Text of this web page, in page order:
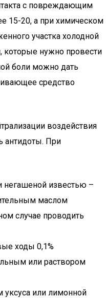
с повреждающим
15-20, а при химическом
участка холодной
которые нужно провести
боли можно дать
средство
воздействия
антидоты. При
известью –
маслом
случае проводить
ходы 0,1%
или раствором
уксуса или лимонной